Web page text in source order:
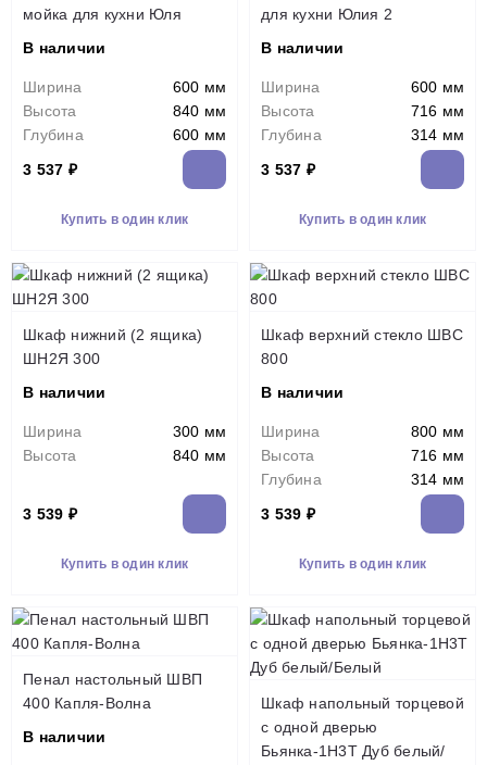
мойка для кухни Юля
В наличии
Ширина
600 мм
Высота
840 мм
Глубина
600 мм
3 537 ₽
Купить в один клик
для кухни Юлия 2
В наличии
Ширина
600 мм
Высота
716 мм
Глубина
314 мм
3 537 ₽
Купить в один клик
Шкаф нижний (2 ящика)
ШН2Я 300
В наличии
Ширина
300 мм
Высота
840 мм
3 539 ₽
Купить в один клик
Шкаф верхний стекло ШВС
800
В наличии
Ширина
800 мм
Высота
716 мм
Глубина
314 мм
3 539 ₽
Купить в один клик
Пенал настольный ШВП
400 Капля-Волна
В наличии
Шкаф напольный торцевой
с одной дверью
Бьянка-1Н3Т Дуб белый/